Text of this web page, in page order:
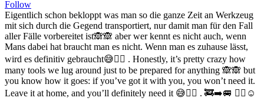
Follow
Eigentlich schon bekloppt was man so die ganze Zeit an Werkzeug
mit sich durch die Gegend transportiert, nur damit man für den Fall
aller Fälle vorbereitet ist🙈🙈 aber wer kennt es nicht auch, wenn
Mans dabei hat braucht man es nicht. Wenn man es zuhause lässt,
wird es definitiv gebraucht😅✌🏻 . Honestly, it’s pretty crazy how
many tools we lug around just to be prepared for anything 🙈🙈 but
you know how it goes: if you’ve got it with you, you won’t need it.
Leave it at home, and you’ll definitely need it 😅✌🏻 . 🚒➡️🚐 ✌🏻☺️